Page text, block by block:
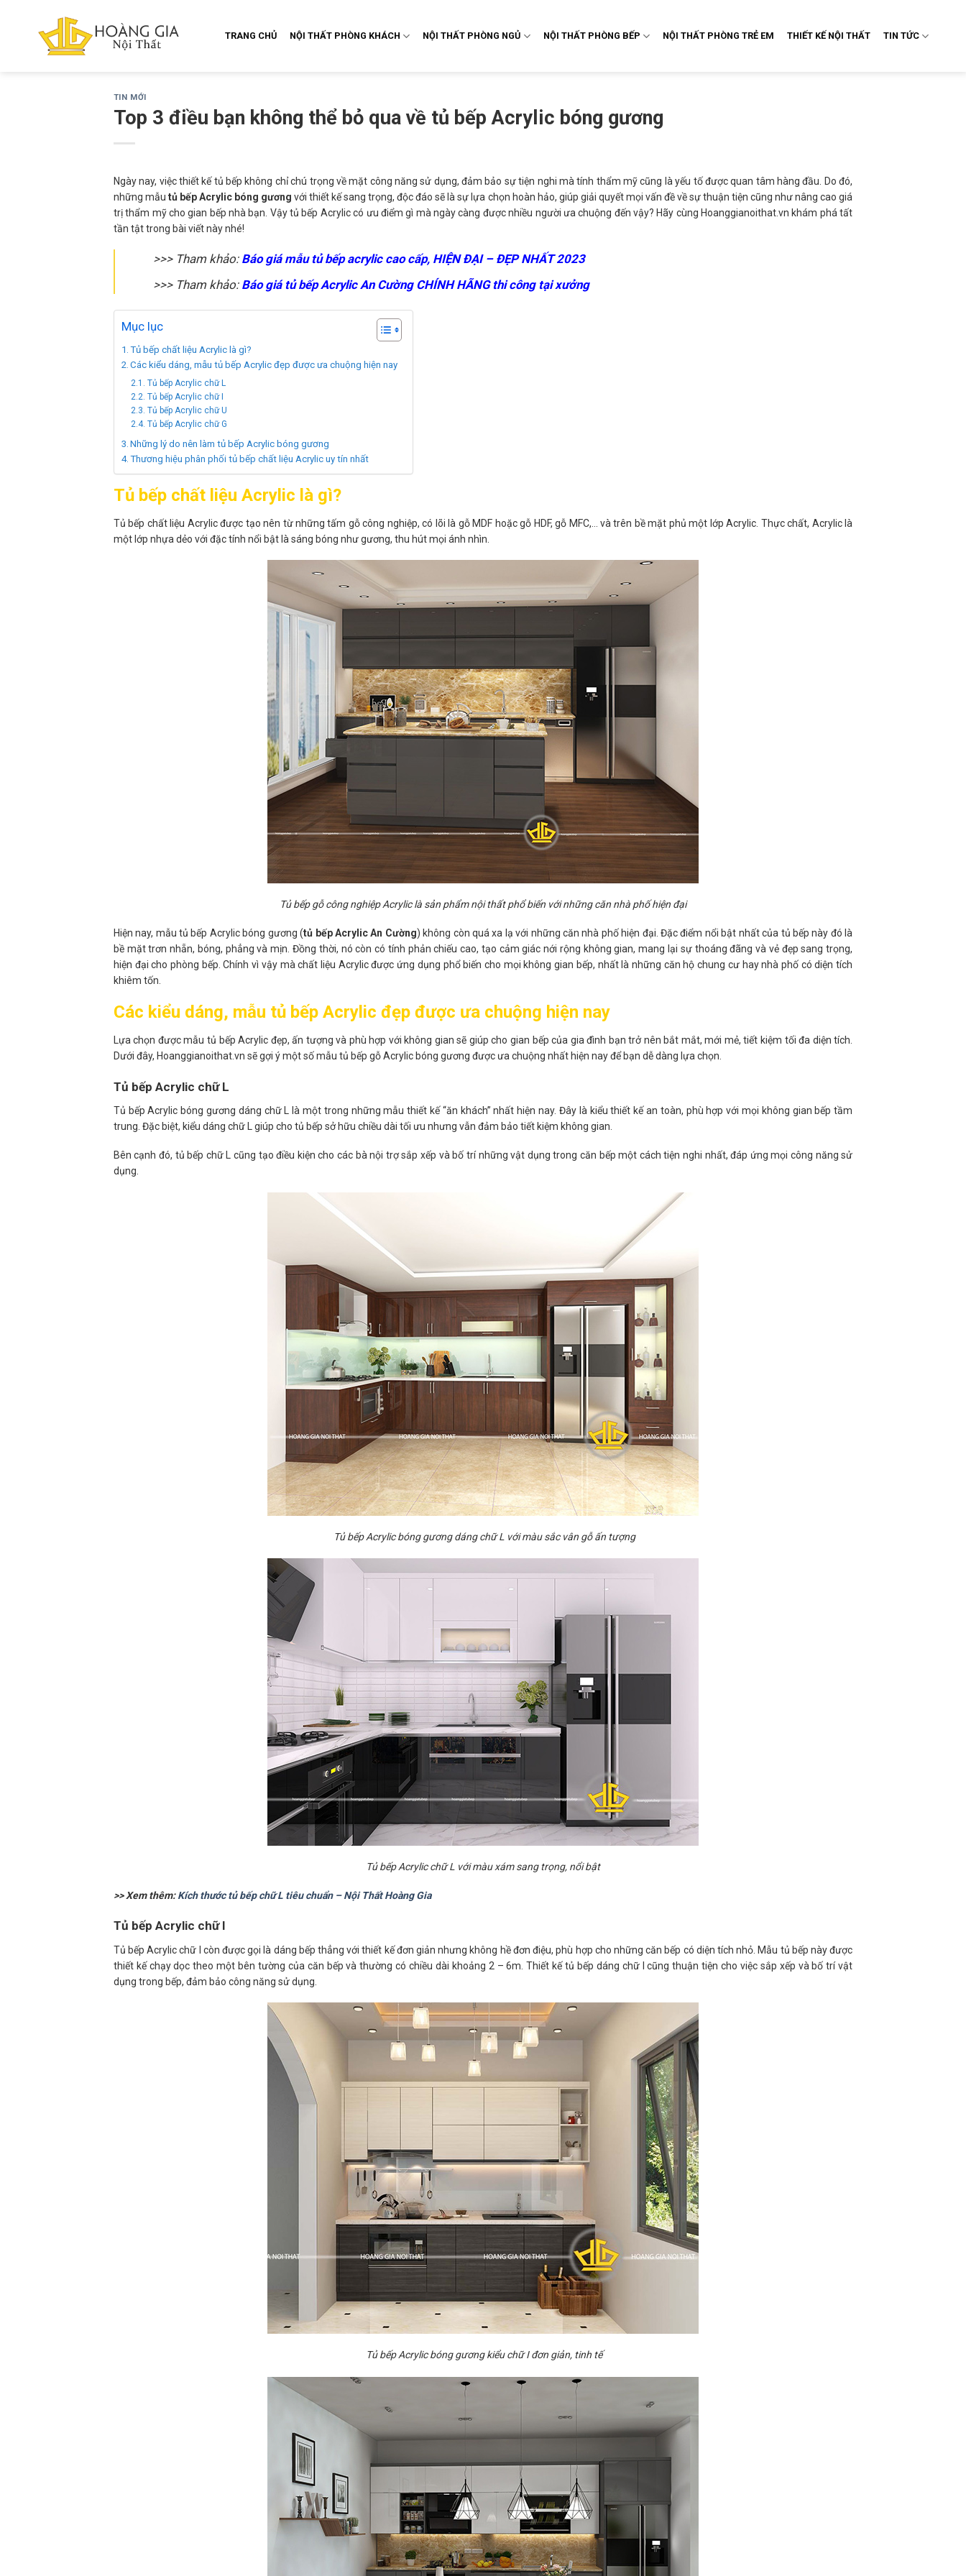
TRANG CHỦ NỘI THẤT PHÒNG KHÁCH NỘI THẤT PHÒNG NGỦ NỘI THẤT PHÒNG BẾP NỘI THẤT PHÒNG TRẺ EM THIẾT KẾ NỘI THẤT TIN TỨC
TIN MỚI
Top 3 điều bạn không thể bỏ qua về tủ bếp Acrylic bóng gương
Ngày nay, việc thiết kế tủ bếp không chỉ chú trọng về mặt công năng sử dụng, đảm bảo sự tiện nghi mà tính thẩm mỹ cũng là yếu tố được quan tâm hàng đầu. Do đó,
những mẫu tủ bếp Acrylic bóng gương với thiết kế sang trọng, độc đáo sẽ là sự lựa chọn hoàn hảo, giúp giải quyết mọi vấn đề về sự thuận tiện cũng như nâng cao giá
trị thẩm mỹ cho gian bếp nhà bạn. Vậy tủ bếp Acrylic có ưu điểm gì mà ngày càng được nhiều người ưa chuộng đến vậy? Hãy cùng Hoanggianoithat.vn khám phá tất
tần tật trong bài viết này nhé!
>>> Tham khảo: Báo giá mẫutủ bếp acrylic cao cấp, HIỆN ĐẠI – ĐẸP NHẤT 2023
>>> Tham khảo: Báo giátủ bếp Acrylic An CườngCHÍNH HÃNG thi công tại xưởng
Mục lục
Tủ bếp chất liệu Acrylic là gì?
Các kiểu dáng, mẫu tủ bếp Acrylic đẹp được ưa chuộng hiện nay
Tủ bếp Acrylic chữ L
Tủ bếp Acrylic chữ I
Tủ bếp Acrylic chữ U
Tủ bếp Acrylic chữ G
Những lý do nên làm tủ bếp Acrylic bóng gương
Thương hiệu phân phối tủ bếp chất liệu Acrylic uy tín nhất
Tủ bếp chất liệu Acrylic là gì?
Tủ bếp chất liệu Acrylic được tạo nên từ những tấm gỗ công nghiệp, có lõi là gỗ MDF hoặc gỗ HDF, gỗ MFC,… và trên bề mặt phủ một lớp Acrylic. Thực chất, Acrylic là
một lớp nhựa dẻo với đặc tính nổi bật là sáng bóng như gương, thu hút mọi ánh nhìn.
Tủ bếp gỗ công nghiệp Acrylic là sản phẩm nội thất phổ biến với những căn nhà phố hiện đại
Hiện nay, mẫu tủ bếp Acrylic bóng gương (tủ bếp Acrylic An Cường) không còn quá xa lạ với những căn nhà phố hiện đại. Đặc điểm nổi bật nhất của tủ bếp này đó là
bề mặt trơnnhẵn, bóng, phẳng và mịn. Đồng thời, nó còn có tính phản chiếu cao, tạo cảm giác nới rộng không gian, mang lại sự thoáng đãng và vẻ đẹp sang trọng,
hiện đại cho phòng bếp. Chính vì vậy mà chất liệu Acrylic được ứng dụng phổ biến cho mọi không gian bếp, nhất là những căn hộ chung cư hay nhà phố có diện tích
khiêm tốn.
Các kiểu dáng, mẫu tủ bếp Acrylic đẹp được ưa chuộng hiện nay
Lựa chọn được mẫu tủ bếp Acrylic đẹp, ấn tượng và phù hợp với không gian sẽ giúp cho gian bếp của gia đình bạn trở nên bắt mắt, mới mẻ, tiết kiệm tối đa diện tích.
Dưới đây, Hoanggianoithat.vn sẽ gợi ý một số mẫu tủ bếp gỗ Acrylic bóng gương được ưa chuộng nhất hiện nay để bạn dễ dàng lựa chọn.
Tủ bếp Acrylic chữ L
Tủ bếp Acrylic bóng gương dáng chữ L là một trong những mẫu thiết kế “ăn khách” nhất hiện nay. Đây là kiểu thiết kế an toàn, phù hợp với mọi không gian bếp tầm
trung. Đặc biệt, kiểu dáng chữ L giúp cho tủ bếp sở hữu chiều dài tối ưu nhưng vẫn đảm bảo tiết kiệm không gian.
Bên cạnh đó, tủ bếp chữ L cũng tạo điều kiện cho các bà nội trợ sắp xếp và bố trí những vật dụng trong căn bếp một cách tiện nghi nhất, đáp ứng mọi công năng sử
dụng.
Tủ bếp Acrylic bóng gương dáng chữ L với màu sắc vân gỗ ấn tượng
Tủ bếp Acrylic chữ L với màu xám sang trọng, nổi bật
>> Xem thêm:Kích thước tủ bếp chữ L tiêu chuẩn – Nội Thất Hoàng Gia
Tủ bếp Acrylic chữ I
Tủ bếp Acrylic chữ I còn được gọi là dáng bếp thẳng với thiết kế đơn giản nhưng không hề đơn điệu, phù hợp cho những căn bếp có diện tích nhỏ. Mẫu tủ bếp này được
thiết kế chạy dọc theo một bên tường của căn bếp và thường có chiều dài khoảng 2 – 6m. Thiết kế tủ bếp dáng chữ I cũng thuận tiện cho việc sắp xếp và bố trí vật
dụng trong bếp, đảm bảo công năng sử dụng.
Tủ bếp Acrylic bóng gương kiểu chữ I đơn giản, tinh tế